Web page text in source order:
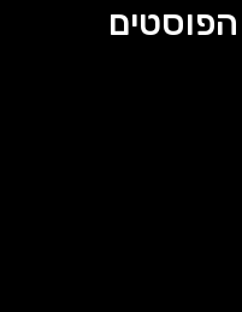
הפוסטים